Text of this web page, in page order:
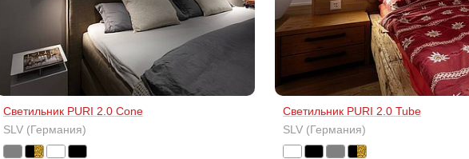
Светильник PURI 2.0 Cone
SLV (Германия)
Светильник PURI 2.0 Tube
SLV (Германия)